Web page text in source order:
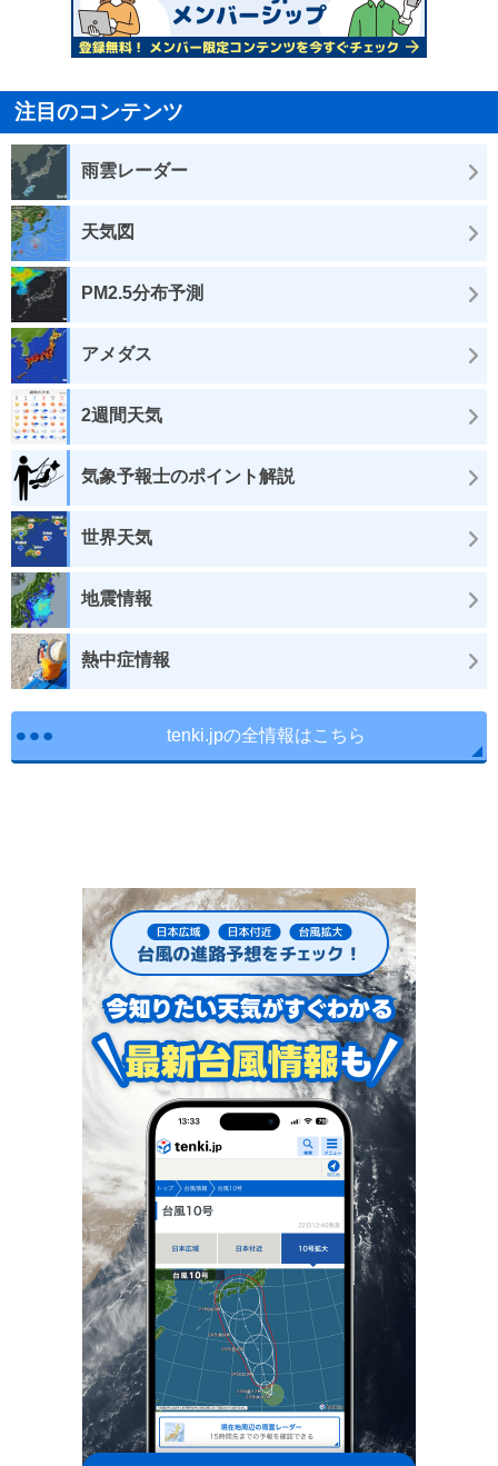
注目のコンテンツ
雨雲レーダー
天気図
PM2.5分布予測
アメダス
2週間天気
気象予報士のポイント解説
世界天気
地震情報
熱中症情報
tenki.jpの全情報はこちら